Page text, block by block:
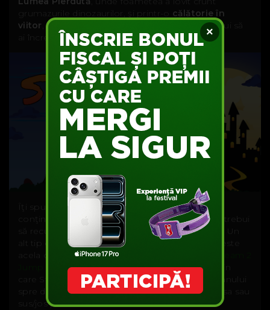
×
grumazurile dinozaurilor, şi printr-o călătorie în
viitor , în anul 2216, unde singurul în care va trebui să
ai încredere eşti doar tu.
Îţi spuneam mai devreme de nişte surprize. Ele
pentru viteză – viteză la care va trebui
să recurgi pentru a-ţi îndeplini cu brio misiunile. Un
alt tip de surpriză, unul nevăzut în joc, de altfel, este
acela că, dacă ţi-e ruşine de vecini, poţi juca
pe muţeşte. Jocul are unQuite Mode
care Steve poate fi controlat prin atingerea ecranului
spre dreapta sau spre stânga pentru a te deplasa sau
sus/jos pentru a controla săriturile.